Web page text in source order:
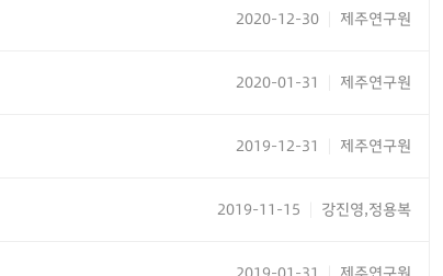
2020-12-30 제주연구원
2020-01-31 제주연구원
2019-12-31 제주연구원
2019-11-15 강진영,정용복